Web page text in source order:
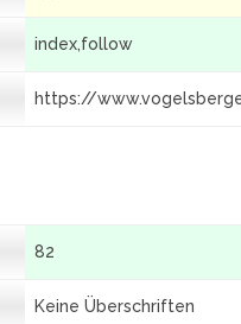
index,follow
https://
82
Keine Überschriften